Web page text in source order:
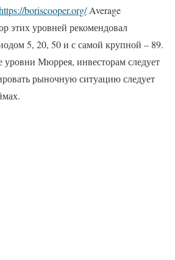
boriscooper.org/Average
этих уровней рекомендовал
5, 20, 50 и с самой крупной – 89.
уровни Мюррея, инвесторам следует
рыночную ситуацию следует